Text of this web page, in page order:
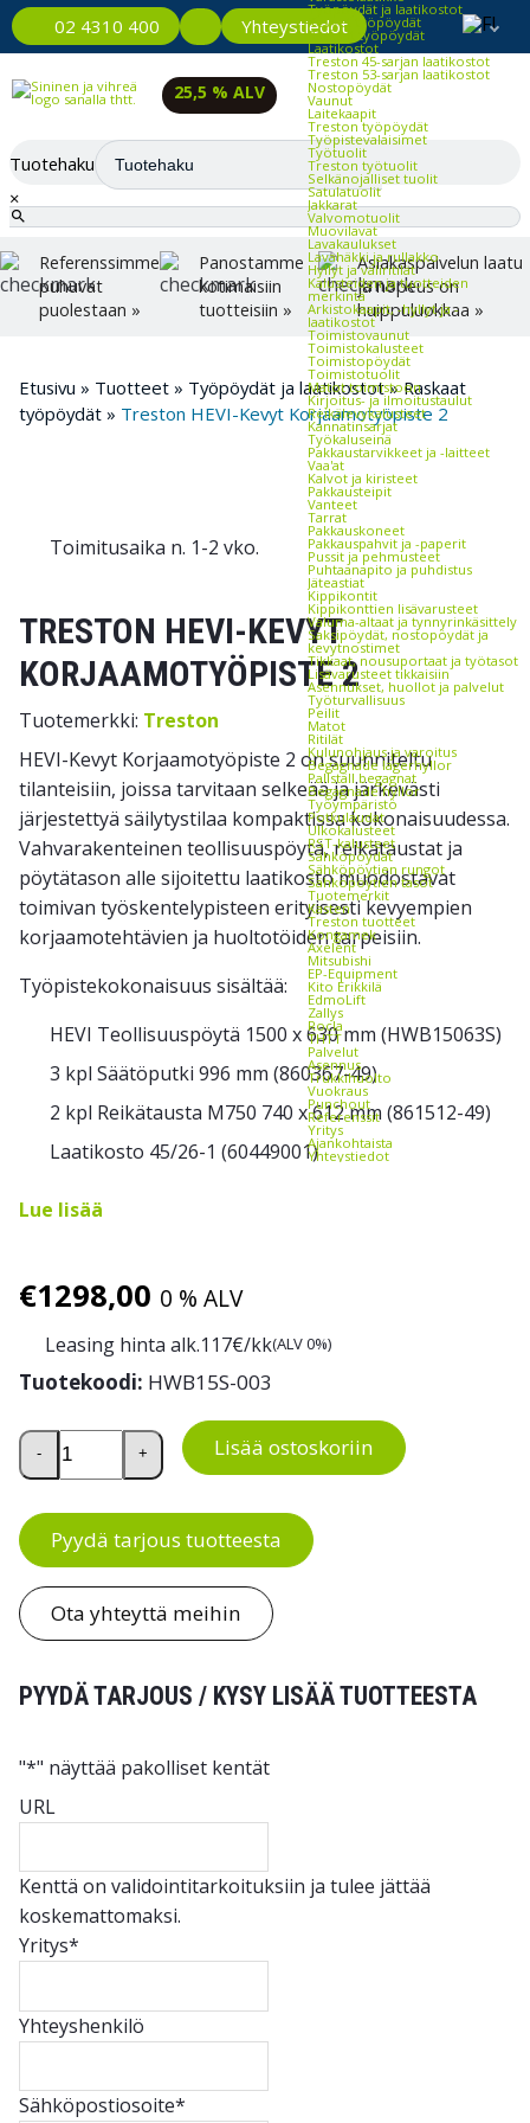
02 4310 400 Yhteystiedot
Työpöydät ja laatikostot
Kevyet työpöydät
Raskaat työpöydät
Laatikostot
Treston 45-sarjan laatikostot
Treston 53-sarjan laatikostot
Nostopöydät
Vaunut
Laitekaapit
Treston työpöydät
Työpistevalaisimet
Työtuolit
Treston työtuolit
Selkänojalliset tuolit
Satulatuolit
Jakkarat
Valvomotuolit
Muovilavat
Lavakaulukset
Lavahäkki ja rullakko
Hyllyt ja väliritilät
Kalusteiden ja tuotteiden
merkintä
Arkistokaapit, -hyllyt ja -
laatikostot
Toimistovaunut
Toimistokalusteet
Toimistopöydät
Toimistotuolit
Matot toimistoon
Kirjoitus- ja ilmoitustaulut
Reikälevykalusteet
Kannatinsarjat
Työkaluseinä
Pakkaustarvikkeet ja -laitteet
Vaa'at
Kalvot ja kiristeet
Pakkausteipit
Vanteet
Tarrat
Pakkauskoneet
Pakkauspahvit ja -paperit
Pussit ja pehmusteet
Puhtaanapito ja puhdistus
Jäteastiat
Kippikontit
Kippikonttien lisävarusteet
Valuma-altaat ja tynnyrinkäsittely
Saksipöydät, nostopöydät ja
kevytnostimet
Tikkaat, nousuportaat ja työtasot
Lisävarusteet tikkaisiin
Asennukset, huollot ja palvelut
Työturvallisuus
Peilit
Matot
Ritilät
Kulunohjaus ja varoitus
Begagnade lagerhyllor
Pallställ begagnat
Begagnade hyllor
Työympäristö
Potkulaudat
Ulkokalusteet
RST-kalusteet
Sähköpöydät
Sähköpöytien rungot
Sähköpöytien tasot
Tuotemerkit
Kasten
Treston tuotteet
Kongamek
Axelent
Mitsubishi
EP-Equipment
Kito Erikkilä
EdmoLift
Zallys
Rocla
THTT
Palvelut
Asennus
Trukkihuolto
Vuokraus
Punchout
Referenssit
Yritys
Ajankohtaista
Yhteystiedot
25,5 % ALV
Tuotehaku
×
Referenssimme
puhuvat
puolestaan »
Panostamme
kotimaisiin
tuotteisiin »
Asiakaspalvelun laatu
ja nopeus on
huippuluokkaa »
Etusivu » Tuotteet » Työpöydät ja laatikostot»Raskaat
työpöydät » Treston HEVI-Kevyt Korjaamotyöpiste 2
Toimitusaika n. 1-2 vko.
TRESTON HEVI-KEVYT
KORJAAMOTYÖPISTE 2
Tuotemerkki: Treston
HEVI-Kevyt Korjaamotyöpiste 2 on suunniteltu
tilanteisiin, joissa tarvitaan selkeää ja järkevästi
järjestettyä säilytystilaa kompaktissa kokonaisuudessa.
Vahvarakenteinen teollisuuspöytä, reikätaustat ja
pöytätason alle sijoitettu laatikosto muodostavat
toimivan työskentelypisteen erityisesti kevyempien
korjaamotehtävien ja huoltotöiden tarpeisiin.
Työpistekokonaisuus sisältää:
HEVI Teollisuuspöytä 1500 x 630 mm (HWB15063S)
3 kpl Säätöputki 996 mm (860367-49)
2 kpl Reikätausta M750 740 x 612 mm (861512-49)
Laatikosto 45/26-1 (60449001)
Lue lisää
€1298,00 0 % ALV
Leasing hinta alk.117€/kk(ALV 0%)
Tuotekoodi: HWB15S-003
Treston HEVI-Kevyt Korjaamotyöpiste 2 määrä
- + Lisää ostoskoriin
Pyydä tarjous tuotteesta
Ota yhteyttä meihin
PYYDÄ TARJOUS / KYSY LISÄÄ TUOTTEESTA
"*" näyttää pakolliset kentät
URL
Kenttä on validointitarkoituksiin ja tulee jättää
koskemattomaksi.
Yritys*
Yhteyshenkilö
Sähköpostiosoite*